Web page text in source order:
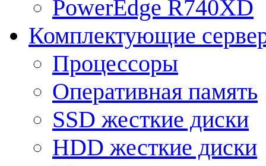
PowerEdge R740XD
Комплектующие
Процессоры
Оперативная память
SSD жесткие диски
HDD жесткие диски